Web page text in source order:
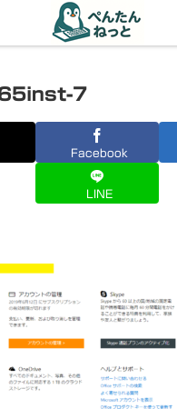
PCやガジェットの備忘録
7
Facebook
LINE